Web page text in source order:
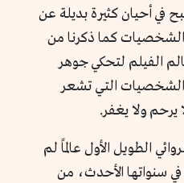
في أحيان كثيرة بديلة عن
الشخصيات كما ذكرنا من
الفيلم لتحكي جوهر
التي تشعر
ولا يغفر.
الطويل الأول عالمًا لم
في سنواتها الأحدث، من